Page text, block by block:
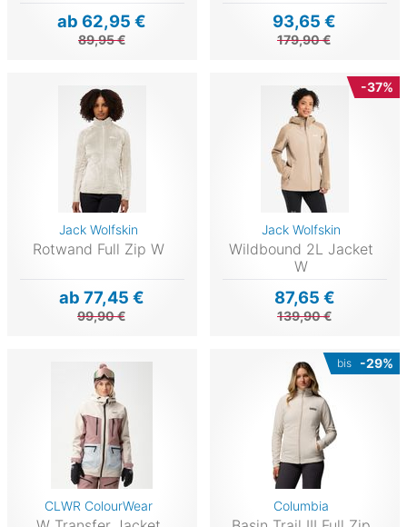
ab 62,95 €
89,95 €
93,65 €
179,90 €
Jack Wolfskin
Rotwand Full Zip W
ab 77,45 €
99,90 €
-37%
Jack Wolfskin
Wildbound 2L Jacket
W
87,65 €
139,90 €
CLWR ColourWear
bis -29%
Columbia